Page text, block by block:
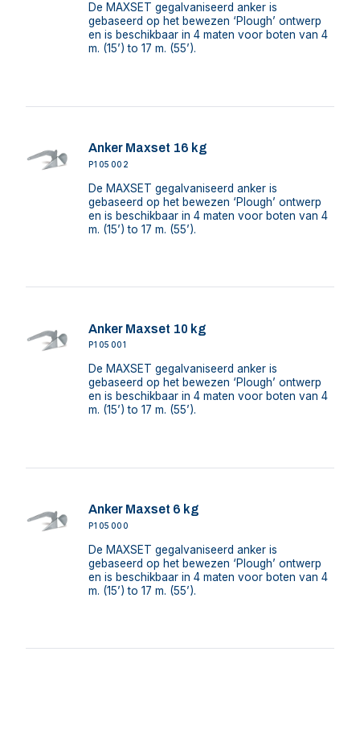
De MAXSET gegalvaniseerd anker is
gebaseerd op het bewezen ‘Plough’ ontwerp
en is beschikbaar in 4 maten voor boten van 4
m. (15’) to 17 m. (55’).
Anker Maxset 16 kg
P105002
De MAXSET gegalvaniseerd anker is
gebaseerd op het bewezen ‘Plough’ ontwerp
en is beschikbaar in 4 maten voor boten van 4
m. (15’) to 17 m. (55’).
Anker Maxset 10 kg
P105001
De MAXSET gegalvaniseerd anker is
gebaseerd op het bewezen ‘Plough’ ontwerp
en is beschikbaar in 4 maten voor boten van 4
m. (15’) to 17 m. (55’).
Anker Maxset 6 kg
P105000
De MAXSET gegalvaniseerd anker is
gebaseerd op het bewezen ‘Plough’ ontwerp
en is beschikbaar in 4 maten voor boten van 4
m. (15’) to 17 m. (55’).